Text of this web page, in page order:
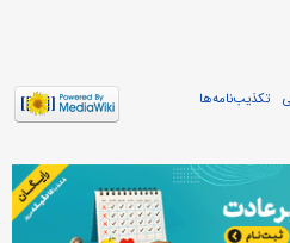
تکذیب‌نامه‌ها